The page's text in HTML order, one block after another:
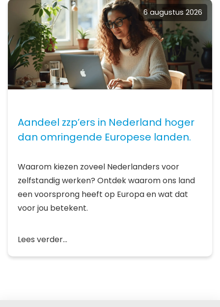
6 augustus 2026
Aandeel zzp’ers in Nederland hoger
dan omringende Europese landen.
Waarom kiezen zoveel Nederlanders voor
zelfstandig werken? Ontdek waarom ons land
een voorsprong heeft op Europa en wat dat
voor jou betekent.
Lees verder...